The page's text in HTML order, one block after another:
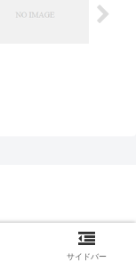
サイドバー